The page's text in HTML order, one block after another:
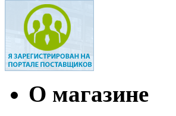
О магазине